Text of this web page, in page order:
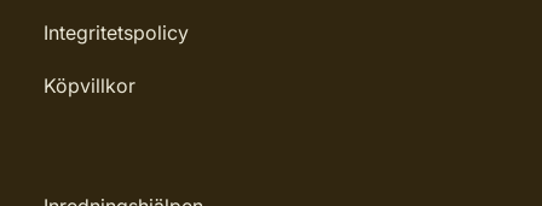
Integritetspolicy
Köpvillkor